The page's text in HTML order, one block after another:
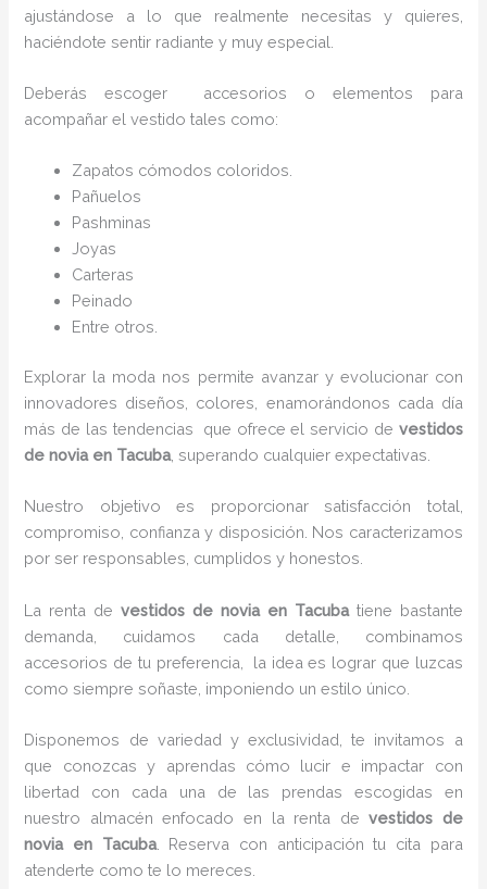
ajustándose a lo que realmente necesitas y quieres,
haciéndote sentir radiante y muy especial.
Deberás escoger accesorios o elementos para
acompañar el vestido tales como:
Zapatos cómodos coloridos.
Pañuelos
Pashminas
Joyas
Carteras
Peinado
Entre otros.
Explorar la moda nos permite avanzar y evolucionar con
innovadores diseños, colores, enamorándonos cada día
más de las tendencias que ofrece el servicio de vestidos
de novia en Tacuba, superando cualquier expectativas.
Nuestro objetivo es proporcionar satisfacción total,
compromiso, confianza y disposición. Nos caracterizamos
por ser responsables, cumplidos y honestos.
La renta devestidos de novia en Tacuba tiene bastante
demanda, cuidamos cada detalle, combinamos
accesorios de tu preferencia, la idea es lograr que luzcas
como siempre soñaste, imponiendo un estilo único.
Disponemos de variedad y exclusividad, te invitamos a
que conozcas y aprendas cómo lucir e impactar con
libertad con cada una de las prendas escogidas en
nuestro almacén enfocado en la renta devestidos de
novia en Tacuba. Reserva con anticipación tu cita para
atenderte como te lo mereces.